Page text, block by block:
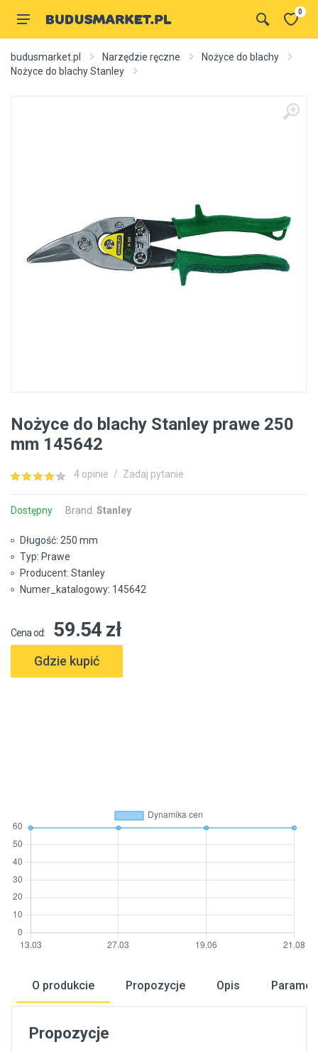
0
budusmarket.pl Narzędzie ręczne
Nożyce do blachy
Nożyce do blachy Stanley
Nożyce do blachy Stanley prawe 250
mm 145642
4 opinie / Zadaj pytanie
Dostępny Brand: Stanley
Długość: 250 mm
Typ: Prawe
Producent: Stanley
Numer_katalogowy: 145642
Cena od: 59.54 zł
Gdzie kupić
O produkcie Propozycje Opis
Propozycje